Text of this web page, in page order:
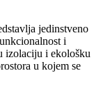
jedinstveno
i
izolaciju i ekološku
u kojem se